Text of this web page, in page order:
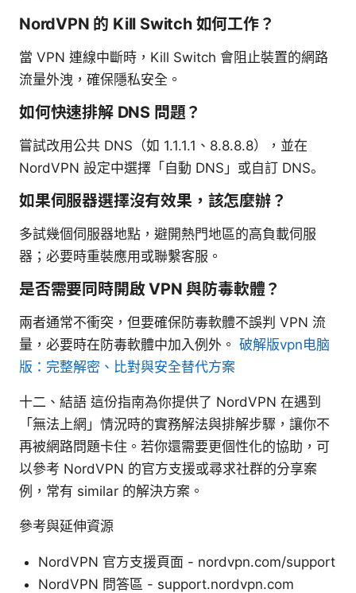
NordVPN 的 Kill Switch 如何工作？
當 VPN 連線中斷時，Kill Switch 會阻止裝置的網路
流量外洩，確保隱私安全。
如何快速排解 DNS 問題？
嘗試改用公共 DNS（如 1.1.1.1、8.8.8.8），並在
NordVPN 設定中選擇「自動 DNS」或自訂 DNS。
如果伺服器選擇沒有效果，該怎麼辦？
多試幾個伺服器地點，避開熱門地區的高負載伺服
器；必要時重裝應用或聯繫客服。
是否需要同時開啟 VPN 與防毒軟體？
兩者通常不衝突，但要確保防毒軟體不誤判 VPN 流
量，必要時在防毒軟體中加入例外。 破解版vpn电脑
版：完整解密、比對與安全替代方案
十二、結語 這份指南為你提供了 NordVPN 在遇到
「無法上網」情況時的實務解法與排解步驟，讓你不
再被網路問題卡住。若你還需要更個性化的協助，可
以參考 NordVPN 的官方支援或尋求社群的分享案
例，常有 similar 的解決方案。
參考與延伸資源
NordVPN 官方支援頁面 - nordvpn.com/support
NordVPN 問答區 - support.nordvpn.com